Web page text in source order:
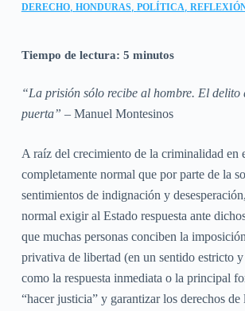
DERECHO, HONDURAS, POLÍTICA,
Tiempo de lectura: 5 minutos
“La prisión sólo recibe al hombre. El delito
puerta” – Manuel Montesinos
A raíz del crecimiento de la criminalidad en
completamente normal que por parte de la
sentimientos de indignación y
normal exigir al Estado respuesta ante
que muchas personas conciben la
privativa de libertad (en un sentido estricto
como la respuesta inmediata o la principal
“hacer justicia” y garantizar los derechos de